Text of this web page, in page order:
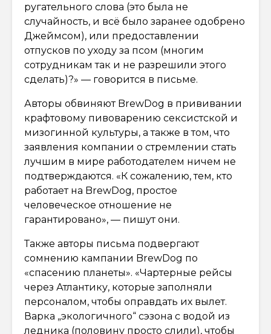
ругательного слова (это была не
случайность, и всё было заранее одобрено
Джеймсом), или предоставлении
отпусков по уходу за псом (многим
сотрудникам так и не разрешили этого
сделать)?» — говорится в письме.
Авторы обвиняют BrewDog в прививании
крафтовому пивоварению сексистской и
мизогинной культуры, а также в том, что
заявления компании о стремлении стать
лучшим в мире работодателем ничем не
подтверждаются. «К сожалению, тем, кто
работает на BrewDog, простое
человеческое отношение не
гарантировано», — пишут они.
Также авторы письма подвергают
сомнению кампании BrewDog по
«спасению планеты». «Чартерные рейсы
через Атлантику, которые заполняли
персоналом, чтобы оправдать их вылет.
Варка „экологичного“ сэзона с водой из
ледника (половину просто слили), чтобы